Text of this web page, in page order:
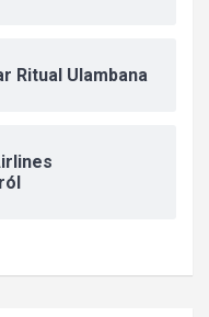
Ritual Ulambana